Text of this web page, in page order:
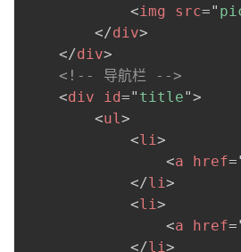
<img src="
</div>
</div>
<!-- 导航栏 -->
<div id=" title">
<ul>
<li>
<a href=
</li>
<li>
<a href=
</li>